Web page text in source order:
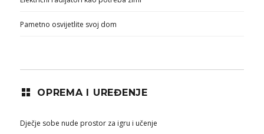
Pametno osvijetlite svoj dom
OPREMA I UREĐENJE
Dječje sobe nude prostor za igru i učenje